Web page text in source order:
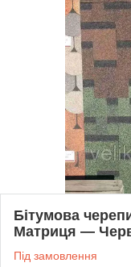
Бітумова
Матриця —
Під замовлення